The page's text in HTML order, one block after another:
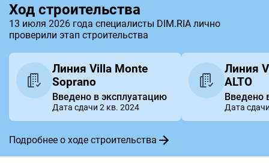
Ход строительства
13 июля 2026 года специалисты DIM.RIA лично
проверили этап строительства
Линия Villa Monte
Soprano
Введено в эксплуатацию
Дата сдачи 2 кв. 2024
Линия
ALTO
Введено
Дата
Подробнее о ходе строительства